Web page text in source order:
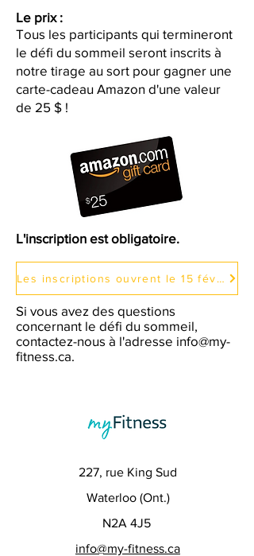
Le prix :
Tous les participants qui termineront
le défi du sommeil seront inscrits à
notre tirage au sort pour gagner une
carte-cadeau Amazon d'une valeur
de 25 $ !
L'inscription est obligatoire.
Les inscriptions ouvrent le 15 février 2026.
Si vous avez des questions
concernant le défi du sommeil,
contactez-nous à l'adresse info@my-
fitness.ca.
227, rue King Sud
Waterloo (Ont.)
N2A 4J5
info@my-fitness.ca